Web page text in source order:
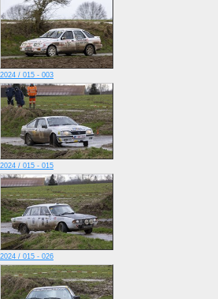
2024 / 015 - 003
2024 / 015 - 015
2024 / 015 - 026